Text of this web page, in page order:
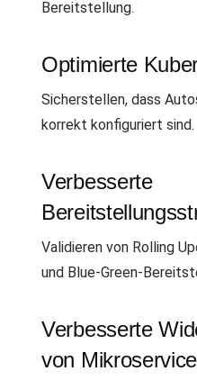
Bereitstellung.
Optimierte
Sicherstellen, dass
korrekt konfiguriert sind.
Verbesserte
Validieren von Rolling
und Blue-Green-
Verbesserte
von